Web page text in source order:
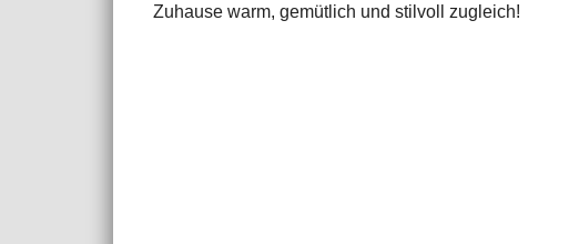
Zuhause warm, gemütlich und stilvoll zugleich!